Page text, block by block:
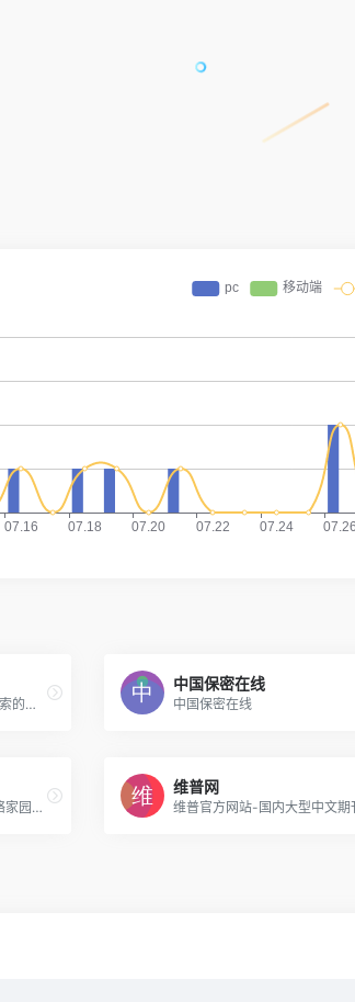
思谋学术：为科研工作者提供谷歌学术搜索的镜像网站导航,自动检测和更新可访问的谷歌镜像网址,并提供学术资源导航与论文免费下载通道。
中国保密在线
中国保密在线
和讯网-中国财经网络领袖和中产阶级网络家园，创立于1996年，为您全方位提供财经资讯及全球金融市场行情，覆盖股票、基金、期货、股指期货、外汇、债券、保险、银行、黄金、理财、股吧、博客等财经综合信息
维普网